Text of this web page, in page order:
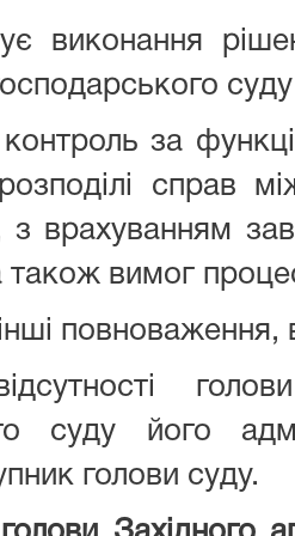
виконання
за
справ
з врахуванням
а також вимог
повноваження,
суду його
голови суду.